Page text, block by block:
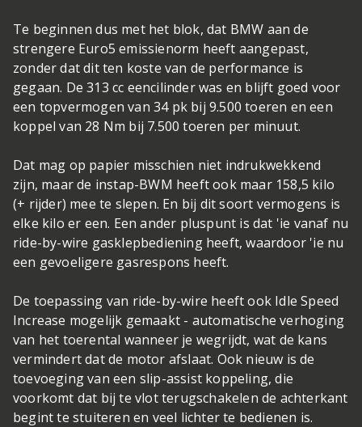
Te beginnen dus met het blok, dat BMW aan de
strengere Euro5 emissienorm heeft aangepast,
zonder dat dit ten koste van de performance is
gegaan. De 313 cc eencilinder was en blijft goed voor
een topvermogen van 34 pk bij 9.500 toeren en een
koppel van 28 Nm bij 7.500 toeren per minuut.
Dat mag op papier misschien niet indrukwekkend
zijn, maar de instap-BWM heeft ook maar 158,5 kilo
(+ rijder) mee te slepen. En bij dit soort vermogens is
elke kilo er een. Een ander pluspunt is dat 'ie vanaf nu
ride-by-wire gasklepbediening heeft, waardoor 'ie nu
een gevoeligere gasrespons heeft.
De toepassing van ride-by-wire heeft ook Idle Speed
Increase mogelijk gemaakt - automatische verhoging
van het toerental wanneer je wegrijdt, wat de kans
vermindert dat de motor afslaat. Ook nieuw is de
toevoeging van een slip-assist koppeling, die
voorkomt dat bij te vlot terugschakelen de achterkant
begint te stuiteren en veel lichter te bedienen is.